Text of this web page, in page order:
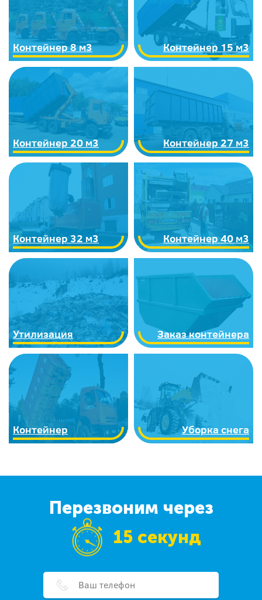
Контейнер 8 м3 Контейнер 15 м3
Контейнер 20 м3 Контейнер 27 м3
Контейнер 32 м3 Контейнер 40 м3
Утилизация Заказ контейнера
Контейнер Уборка снега
Перезвоним через
15 секунд